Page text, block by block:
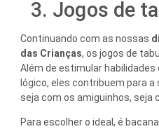
3. Jogos de
Continuando com as nossas
das Crianças, os jogos de
Além de estimular
lógico, eles contribuem para
seja com os amiguinhos, seja
Para escolher o ideal, é